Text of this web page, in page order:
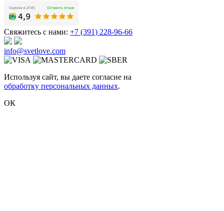
Свяжитесь с нами: +7 (391) 228-96-66
info@svetlove.com
Используя сайт, вы даете согласие на
обработку персональных данных.
ОК